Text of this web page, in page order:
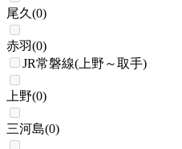
尾久 (0)
赤羽(0)
JR常磐線(上野～取手)
上野(0)
三河島(0)